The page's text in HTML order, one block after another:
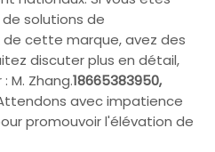
solutions de
cette marque, avez des
discuter plus en détail,
M. Zhang.18665383950,
avec impatience
promouvoir l'élévation de